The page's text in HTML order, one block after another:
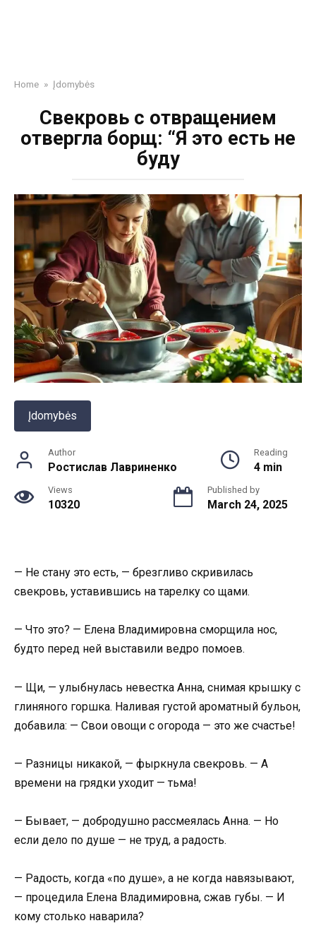
Home » Įdomybės
Свекровь с отвращением
отвергла борщ: “Я это есть не
буду
Įdomybės
Author
Ростислав Лавриненко
Reading
4 min
Views
10320
Published by
March 24, 2025
— Не стану это есть, — брезгливо скривилась
свекровь, уставившись на тарелку со щами.
— Что это? — Елена Владимировна сморщила нос,
будто перед ней выставили ведро помоев.
— Щи, — улыбнулась невестка Анна, снимая крышку с
глиняного горшка. Наливая густой ароматный бульон,
добавила: — Свои овощи с огорода — это же счастье!
— Разницы никакой, — фыркнула свекровь. — А
времени на грядки уходит — тьма!
— Бывает, — добродушно рассмеялась Анна. — Но
если дело по душе — не труд, а радость.
— Радость, когда «по душе», а не когда навязывают,
— процедила Елена Владимировна, сжав губы. — И
кому столько наварила?